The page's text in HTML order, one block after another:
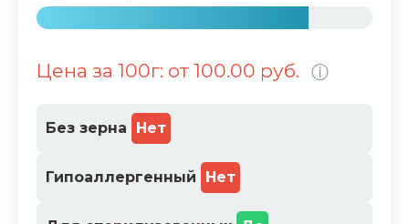
Цена за 100г: от 100.00 руб. ⓘ
Без зерна Нет
Гипоаллергенный Нет